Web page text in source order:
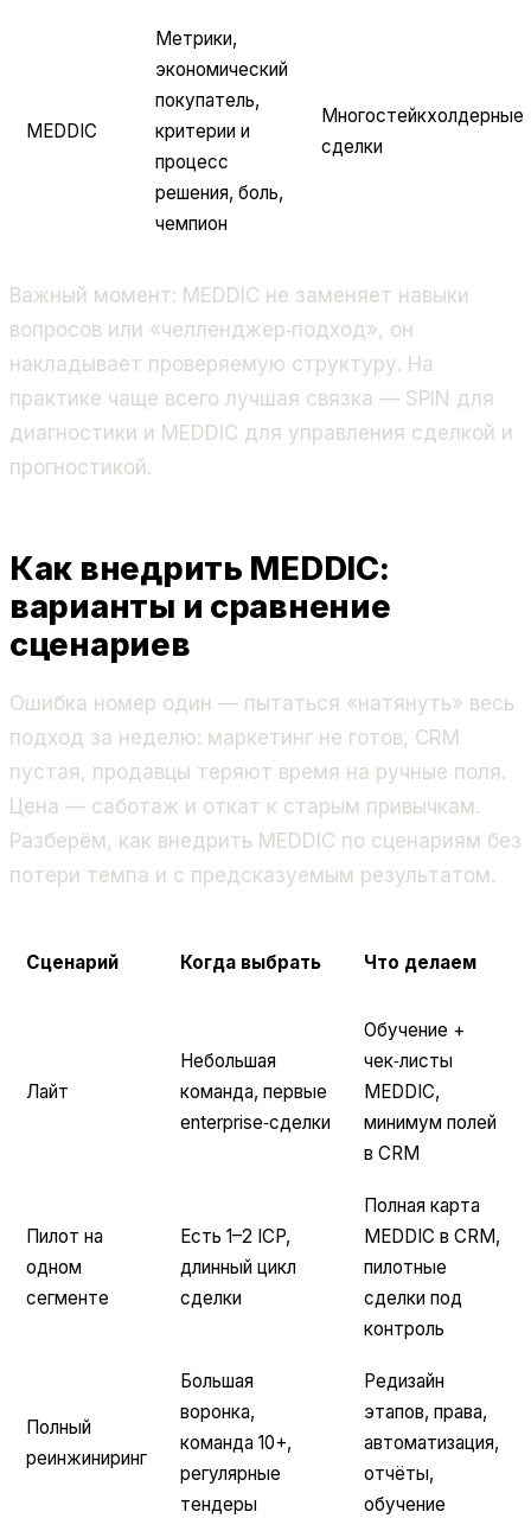
MEDDIC
Метрики,
экономический
покупатель,
критерии и
процесс
решения, боль,
чемпион
Многостейкхолдерные
сделки
Важный момент: MEDDIC не заменяет навыки
вопросов или «челленджер‑подход», он
накладывает проверяемую структуру. На
практике чаще всего лучшая связка — SPIN для
диагностики и MEDDIC для управления сделкой и
прогностикой.
Как внедрить MEDDIC:
варианты и сравнение
сценариев
Ошибка номер один — пытаться «натянуть» весь
подход за неделю: маркетинг не готов, CRM
пустая, продавцы теряют время на ручные поля.
Цена — саботаж и откат к старым привычкам.
Разберём, как внедрить MEDDIC по сценариям без
потери темпа и с предсказуемым результатом.
Сценарий Когда выбрать Что делаем
Лайт
Небольшая
команда, первые
enterprise‑сделки
Обучение +
чек‑листы
MEDDIC,
минимум полей
в CRM
Пилот на
одном
сегменте
Есть 1–2 ICP,
длинный цикл
сделки
Полная карта
MEDDIC в CRM,
пилотные
сделки под
контроль
Полный
реинжиниринг
Большая
воронка,
команда 10+,
регулярные
тендеры
Редизайн
этапов, права,
автоматизация,
отчёты,
обучение